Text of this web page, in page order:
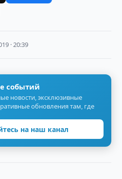
· 20:39
событий
новости, эксклюзивные
обновления там, где
на наш канал